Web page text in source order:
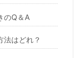
のQ＆A
法はどれ？